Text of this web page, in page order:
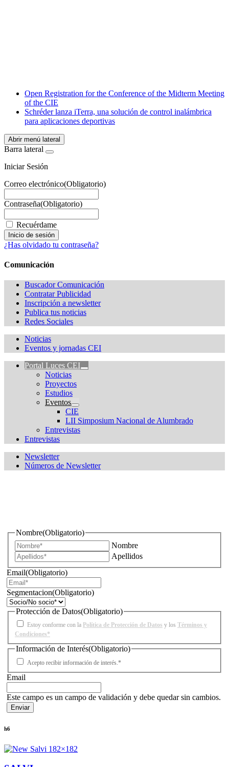
WhatsApp
Open Registration for the Conference of the Midterm Meeting
of the CIE
Schréder lanza iTerra, una solución de control inalámbrica
para aplicaciones deportivas
Abrir menú lateral
Barra lateral
Iniciar Sesión
Correo electrónico(Obligatorio)
Contraseña(Obligatorio)
Recuérdame
¿Has olvidado tu contraseña?
Comunicación
Buscador Comunicación
Contratar Publicidad
Inscripción a newsletter
Publica tus noticias
Redes Sociales
Noticias
Eventos y jornadas CEI
Portal Luces CEI
Noticias
Proyectos
Estudios
Eventos
CIE
LII Simposium Nacional de Alumbrado
Entrevistas
Entrevistas
Newsletter
Números de Newsletter
Nombre(Obligatorio)
Nombre
Apellidos
Email(Obligatorio)
Segmentacion(Obligatorio)
Protección de Datos(Obligatorio)
Estoy conforme con la Política de Protección de Datos y los Términos y
Condiciones*
Información de Interés(Obligatorio)
Acepto recibir información de interés.*
Email
Este campo es un campo de validación y debe quedar sin cambios.
h6